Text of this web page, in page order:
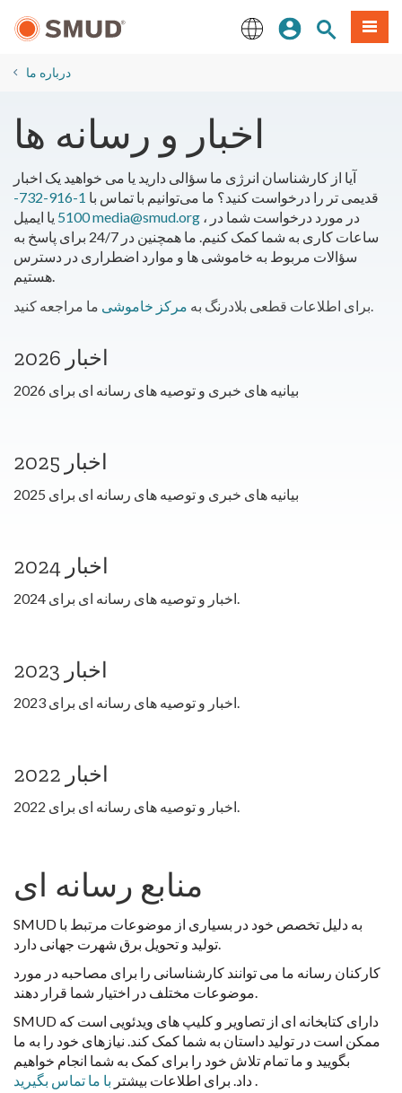
اصلی
ورودسایتمنو
درباره ما
​اخبار و رسانه ها
آیا از کارشناسان انرژی ما سؤالی دارید یا می خواهید یک اخبار
قدیمی تر را درخواست کنید؟ ما می‌توانیم با تماس با
1-916-732-
5100یا ایمیلmedia@smud.org ، در مورد درخواست شما در
ساعات کاری به شما کمک کنیم. ما همچنین در 24/7 برای پاسخ به
سؤالات مربوط به خاموشی ها و موارد اضطراری در دسترس
هستیم.
برای اطلاعات قطعی بلادرنگ به مرکز خاموشی ما مراجعه کنید.
اخبار 2026
بیانیه های خبری و توصیه های رسانه ای برای 2026
اخبار 2025
بیانیه های خبری و توصیه های رسانه ای برای 2025
اخبار 2024
اخبار و توصیه های رسانه ای برای 2024.
اخبار 2023
اخبار و توصیه های رسانه ای برای 2023.
اخبار 2022
اخبار و توصیه های رسانه ای برای 2022.
منابع رسانه ای
SMUD به دلیل تخصص خود در بسیاری از موضوعات مرتبط با
تولید و تحویل برق شهرت جهانی دارد.
کارکنان رسانه ما می توانند کارشناسانی را برای مصاحبه در مورد
موضوعات مختلف در اختیار شما قرار دهند.
SMUD دارای کتابخانه ای از تصاویر و کلیپ های ویدئویی است که
ممکن است در تولید داستان به شما کمک کند. نیازهای خود را به ما
بگویید و ما تمام تلاش خود را برای کمک به شما انجام خواهیم
داد. برای اطلاعات بیشتر با ما تماس بگیرید .